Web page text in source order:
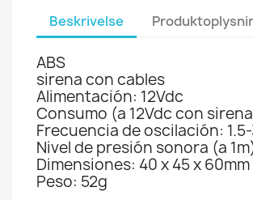
Beskrivelse
ABS
sirena con cables
Alimentación: 12Vdc
Consumo (a 12Vdc con
Frecuencia de oscilación:
Nivel de presión sonora (a
Dimensiones: 40 x 45 x 60mm
Peso: 52g